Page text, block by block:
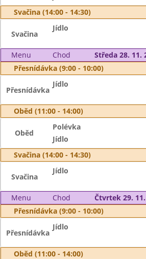
Svačina (14:00 - 14:30)
Svačina
Jídlo
Menu Chod
Středa 28. 11.
Přesnídávka (9:00 - 10:00)
Přesnídávka
Jídlo
Oběd (11:00 - 14:00)
Oběd
Polévka
Jídlo
Svačina (14:00 - 14:30)
Svačina
Jídlo
Menu Chod
Čtvrtek 29.
Přesnídávka (9:00 - 10:00)
Přesnídávka
Jídlo
Oběd (11:00 - 14:00)